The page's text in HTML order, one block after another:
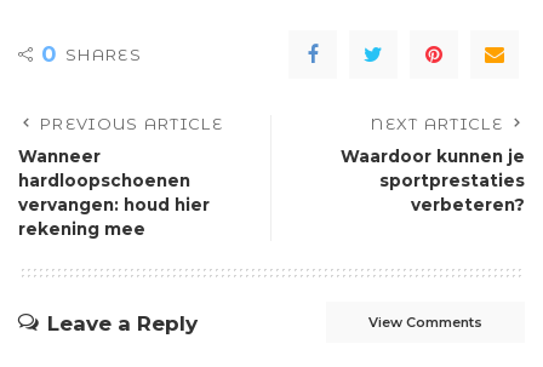
0 SHARES
PREVIOUS ARTICLE
Wanneer
hardloopschoenen
vervangen: houd hier
rekening mee
NEXT ARTICLE
Waardoor kunnen je
sportprestaties
verbeteren?
Leave a Reply View Comments